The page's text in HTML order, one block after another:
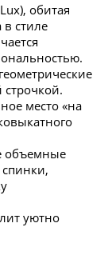
обитая
стиле
место «на
объемные
уютно